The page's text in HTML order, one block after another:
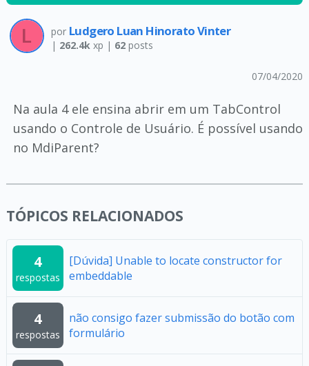
por Ludgero Luan Hinorato Vinter
| 262.4kxp | 62posts
07/04/2020
Na aula 4 ele ensina abrir em um TabControl
usando o Controle de Usuário. É possível usando
no MdiParent?
TÓPICOS RELACIONADOS
4
respostas
[Dúvida] Unable to locate constructor for
embeddable
4
respostas
não consigo fazer submissão do botão com
formulário